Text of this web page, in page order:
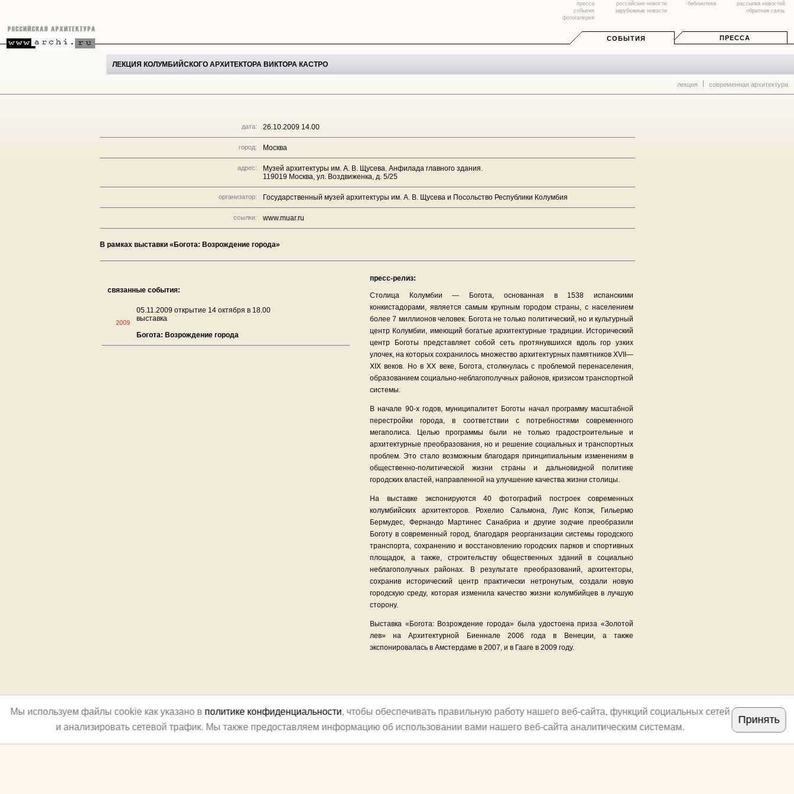
пресса
события
фотогалерея
российские новости
зарубежные новости
библиотека
рассылка новостей
обратная связь
СОБЫТИЯ ПРЕССА
ЛЕКЦИЯ КОЛУМБИЙСКОГО АРХИТЕКТОРА ВИКТОРА КАСТРО
лекция современная архитектура
дата: 26.10.2009 14.00
город: Москва
адрес:
Музей архитектуры им. А. В. Щусева. Анфилада главного здания.
119019 Москва, ул. Воздвиженка, д. 5/25
организатор: Государственный музей архитектуры им. А. В. Щусева и Посольство Республики Колумбия
ссылки: www.muar.ru
В рамках выставки «Богота: Возрождение города»
связанные события:
2009
05.11.2009 открытие 14 октября в 18.00
выставка
Богота: Возрождение города
пресс-релиз:
Столица Колумбии — Богота, основанная в 1538 испанскими
конкистадорами, является самым крупным городом страны, с населением
более 7 миллионов человек. Богота не только политический, но и культурный
центр Колумбии, имеющий богатые архитектурные традиции. Исторический
центр Боготы представляет собой сеть протянувшихся вдоль гор узких
улочек, на которых сохранилось множество архитектурных памятников XVII—
XIX веков. Но в XX веке, Богота, столкнулась с проблемой перенаселения,
образованием социально-неблагополучных районов, кризисом транспортной
системы.
В начале 90-х годов, муниципалитет Боготы начал программу масштабной
перестройки города, в соответствии с потребностями современного
мегаполиса. Целью программы были не только градостроительные и
архитектурные преобразования, но и решение социальных и транспортных
проблем. Это стало возможным благодаря принципиальным изменениям в
общественно-политической жизни страны и дальновидной политике
городских властей, направленной на улучшение качества жизни столицы.
На выставке экспонируются 40 фотографий построек современных
колумбийских архитекторов. Рохелио Сальмона, Луис Копэк, Гильермо
Бермудес, Фернандо Мартинес Санабриа и другие зодчие преобразили
Боготу в современный город, благодаря реорганизации системы городского
транспорта, сохранению и восстановлению городских парков и спортивных
площадок, а также, строительству общественных зданий в социально
неблагополучных районах. В результате преобразований, архитекторы,
сохранив исторический центр практически нетронутым, создали новую
городскую среду, которая изменила качество жизни колумбийцев в лучшую
сторону.
Выставка «Богота: Возрождение города» была удостоена приза «Золотой
лев» на Архитектурной Биеннале 2006 года в Венеции, а также
экспонировалась в Амстердаме в 2007, и в Гааге в 2009 году.
Мы используем файлы cookie как указано в политике конфиденциальности, чтобы обеспечивать правильную работу нашего веб-сайта, функций социальных сетей
и анализировать сетевой трафик. Мы также предоставляем информацию об использовании вами нашего веб-сайта аналитическим системам.
Принять